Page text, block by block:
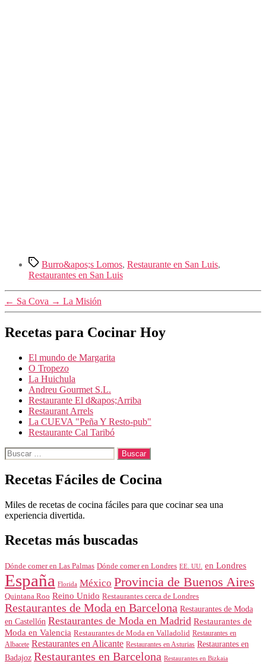
Etiquetas
Burro&apos;s Lomos, Restaurante en San Luis,
Restaurantes en San Luis
← Sa Cova → La Misión
Recetas para Cocinar Hoy
El mundo de Margarita
O Tropezo
La Huichula
Andreu Gourmet S.L.
Restaurante El d&apos;Arriba
Restaurant Arrels
La CUEVA "Peña Y Resto-pub"
Restaurante Cal Taribó
Buscar:
Recetas Fáciles de Cocina
Miles de recetas de cocina fáciles para que cocinar sea una
experiencia divertida.
Recetas más buscadas
Dónde comer en Las Palmas Dónde comer en Londres EE. UU. en Londres
España Florida México Provincia de Buenos Aires
Quintana Roo Reino Unido Restaurantes cerca de Londres
Restaurantes de Moda en Barcelona Restaurantes de Moda
en Castellón Restaurantes de Moda en Madrid Restaurantes de
Moda en Valencia Restaurantes de Moda en Valladolid Restaurantes en
Albacete Restaurantes en Alicante Restaurantes en Asturias Restaurantes en
Badajoz Restaurantes en Barcelona Restaurantes en Bizkaia